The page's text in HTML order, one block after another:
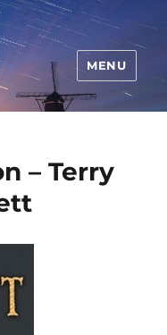
MENU
– Terry